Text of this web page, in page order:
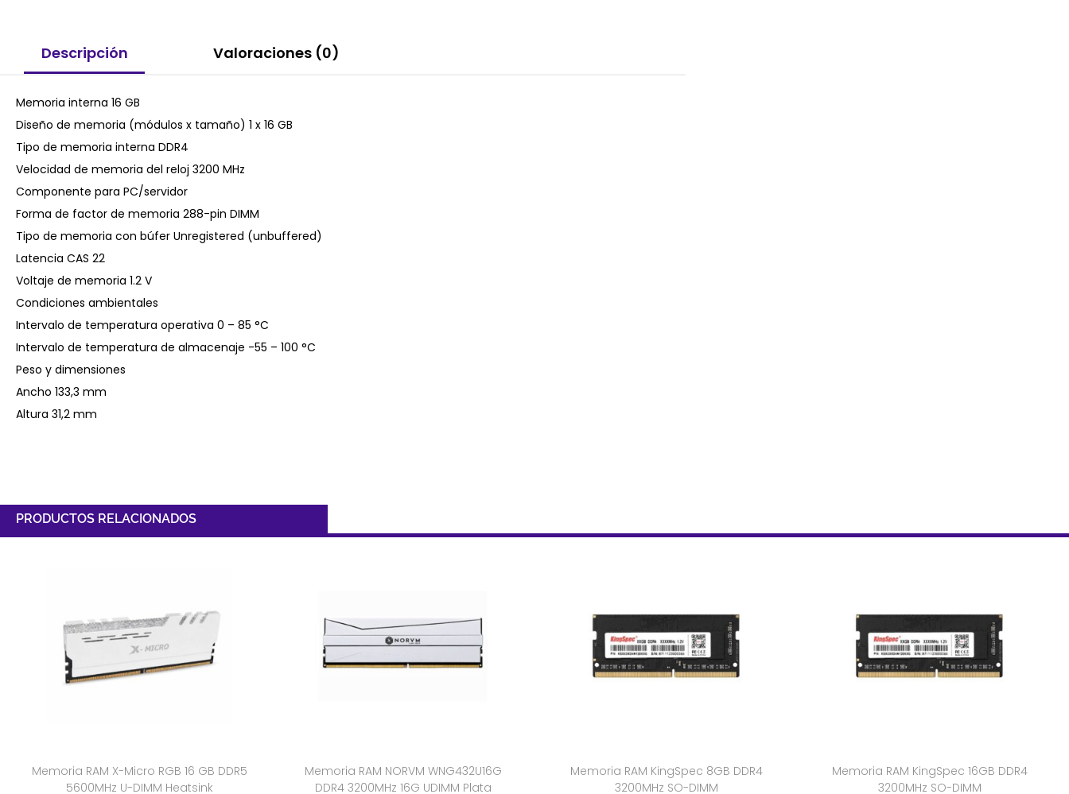
Descripción Valoraciones (0)
Memoria interna 16 GB
Diseño de memoria (módulos x tamaño) 1 x 16 GB
Tipo de memoria interna DDR4
Velocidad de memoria del reloj 3200 MHz
Componente para PC/servidor
Forma de factor de memoria 288-pin DIMM
Tipo de memoria con búfer Unregistered (unbuffered)
Latencia CAS 22
Voltaje de memoria 1.2 V
Condiciones ambientales
Intervalo de temperatura operativa 0 – 85 °C
Intervalo de temperatura de almacenaje -55 – 100 °C
Peso y dimensiones
Ancho 133,3 mm
Altura 31,2 mm
PRODUCTOS RELACIONADOS
Memoria RAM X-Micro RGB 16 GB DDR5
5600MHz U-DIMM Heatsink
Memoria RAM NORVM WNG432U16G
DDR4 3200MHz 16G UDIMM Plata
Memoria RAM KingSpec 8GB DDR4
3200MHz SO-DIMM
Memoria RAM KingSpec 16GB DDR4
3200MHz SO-DIMM